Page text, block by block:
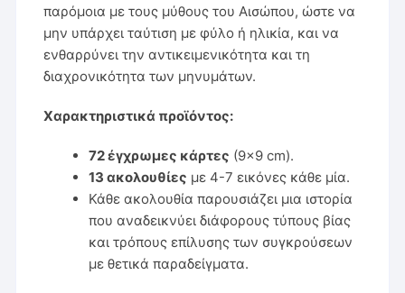
παρόμοια με τους μύθους του Αισώπου, ώστε να
μην υπάρχει ταύτιση με φύλο ή ηλικία, και να
ενθαρρύνει την αντικειμενικότητα και τη
διαχρονικότητα των μηνυμάτων.
Χαρακτηριστικά προϊόντος:
72 έγχρωμες κάρτες (9×9 cm).
13 ακολουθίες με 4-7 εικόνες κάθε μία.
Κάθε ακολουθία παρουσιάζει μια ιστορία
που αναδεικνύει διάφορους τύπους βίας
και τρόπους επίλυσης των συγκρούσεων
με θετικά παραδείγματα.